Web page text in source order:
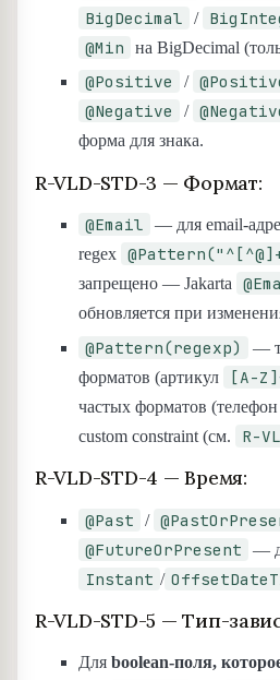
BigDecimal /
@Min на BigDecimal
@Positive /
@Negative /
форма для знака.
R-VLD-STD-3 — Формат:
@Email
— для email-
regex
запрещено — Jakarta
обновляется при
@Pattern(regexp)
—
форматов (артикул
[A-
частых форматов
custom constraint (см.
R-
R-VLD-STD-4 — Время:
@Past /
@FutureOrPresent —
Instant /
R-VLD-STD-5 — Тип-
Для boolean-поля,